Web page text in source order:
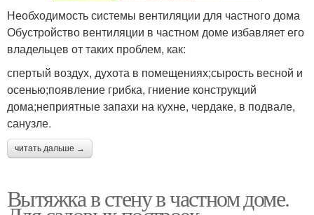
Необходимость системы вентиляции для частного дома
Обустройство вентиляции в частном доме избавляет его
владельцев от таких проблем, как:
спертый воздух, духота в помещениях;сырость весной и
осенью;появление грибка, гниение конструкций
дома;неприятные запахи на кухне, чердаке, в подвале,
санузле.
читать дальше →
Вытяжка в стену в частном доме.